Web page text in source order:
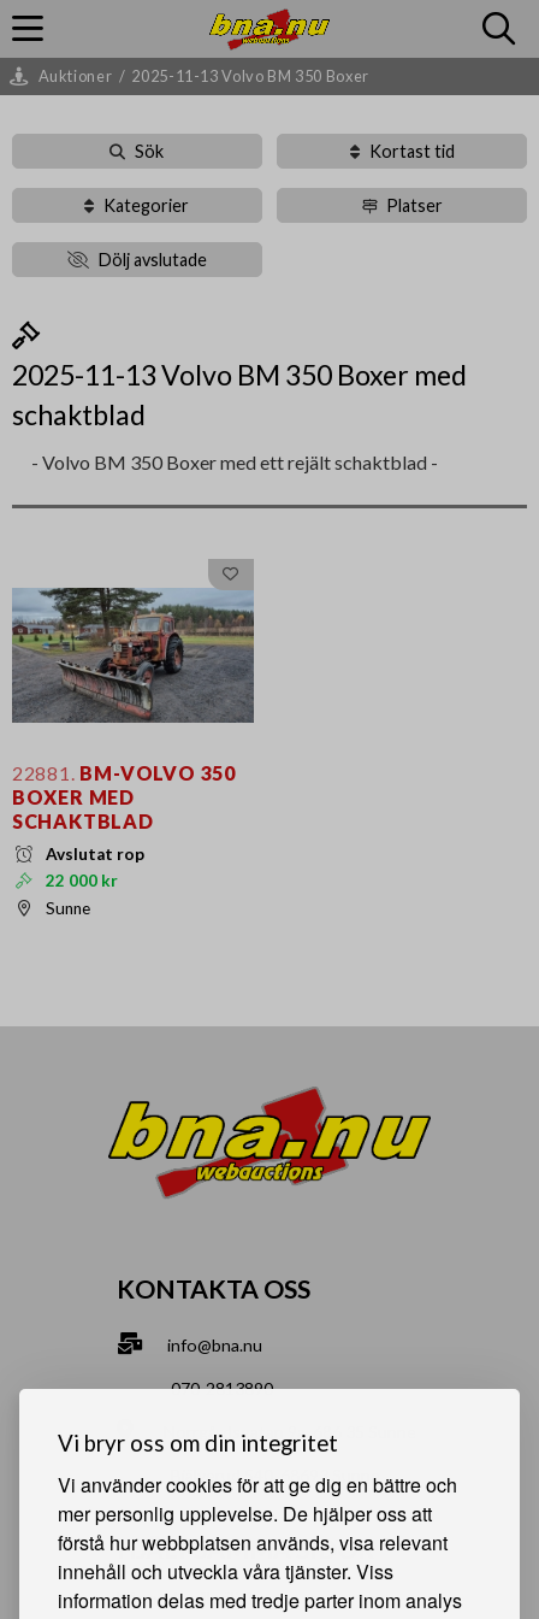
Vi bryr oss om din integritet
Vi använder cookies för att ge dig en bättre och
mer personlig upplevelse. De hjälper oss att
förstå hur webbplatsen används, visa relevant
innehåll och utveckla våra tjänster. Viss
information delas med tredje parter inom analys
Auktioner / 2025-11-13 Volvo BM 350 Boxer
Sök Kortast tid
Kategorier Platser
Dölj avslutade
2025-11-13 Volvo BM 350 Boxer med
schaktblad
- Volvo BM 350 Boxer med ett rejält schaktblad -
22881. BM-VOLVO 350
BOXER MED
SCHAKTBLAD
Avslutat rop
22 000 kr
Sunne
KONTAKTA OSS
info@bna.nu
070-2813890
Norrgårdsgatan 9a, 686 35 Sunne
Bjälverud 540, 68693 Sunne
HJÄLPSAMMA SIDOR
Något du vill sälja?